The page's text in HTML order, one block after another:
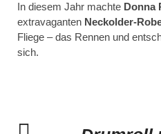
In diesem Jahr machte Donna
extravaganten Neckolder-
Fliege – das Rennen und
sich.